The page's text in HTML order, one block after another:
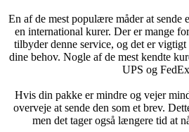
En af de mest populære måder at sende
en international kurer. Der er mange
tilbyder denne service, og det er
dine behov. Nogle af de mest kendte
UPS og
Hvis din pakke er mindre og vejer
overveje at sende den som et brev.
men det tager også længere tid at